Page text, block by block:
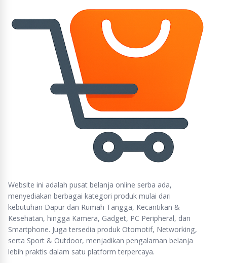
Website ini adalah pusat belanja online serba ada,
menyediakan berbagai kategori produk mulai dari
kebutuhan Dapur dan Rumah Tangga, Kecantikan &
Kesehatan, hingga Kamera, Gadget, PC Peripheral, dan
Smartphone. Juga tersedia produk Otomotif, Networking,
serta Sport & Outdoor, menjadikan pengalaman belanja
lebih praktis dalam satu platform terpercaya.